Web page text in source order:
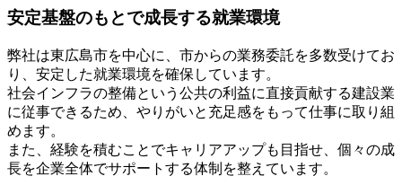
安定基盤のもとで成長する就業環境
弊社は東広島市を中心に、市からの業務委託を多数受けてお
り、安定した就業環境を確保しています。
社会インフラの整備という公共の利益に直接貢献する建設業
に従事できるため、やりがいと充足感をもって仕事に取り組
めます。
また、経験を積むことでキャリアアップも目指せ、個々の成
長を企業全体でサポートする体制を整えています。